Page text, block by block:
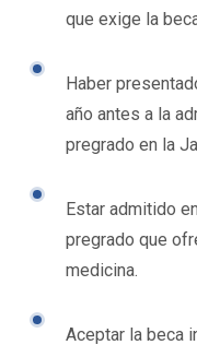
que exige la
Haber
año antes a la
pregrado en la
Estar admitido
pregrado que
medicina.
Aceptar la beca